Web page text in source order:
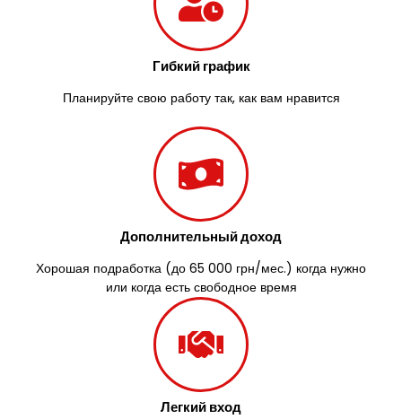
Гибкий график
Планируйте свою работу так, как вам нравится
Дополнительный доход
Хорошая подработка (до 65 000 грн/мес.) когда нужно
или когда есть свободное время
Легкий вход